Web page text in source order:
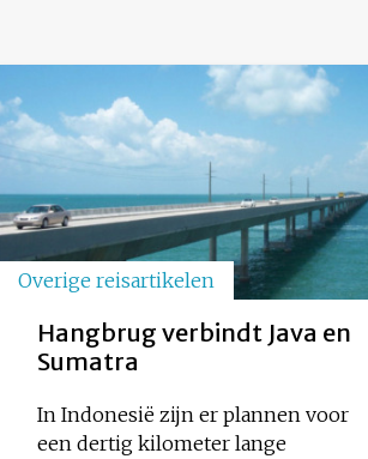
Overige reisartikelen
Hangbrug verbindt Java en
Sumatra
In Indonesië zijn er plannen voor
een dertig kilometer lange